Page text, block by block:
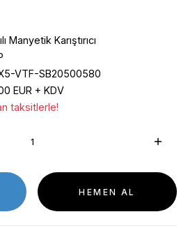
Manyetik Karıştırıcı
VTF-SB20500580
EUR + KDV
taksitlerle!
HEMEN AL